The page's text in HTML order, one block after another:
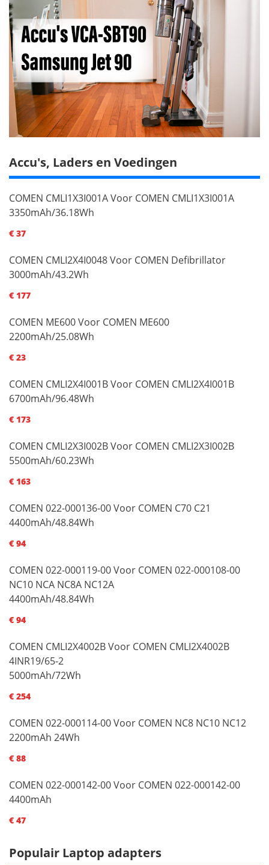
Accu's, Laders en Voedingen
COMEN CMLI1X3I001A Voor COMEN CMLI1X3I001A
3350mAh/36.18Wh
€ 37
COMEN CMLI2X4I0048 Voor COMEN Defibrillator
3000mAh/43.2Wh
€ 177
COMEN ME600 Voor COMEN ME600
2200mAh/25.08Wh
€ 23
COMEN CMLI2X4I001B Voor COMEN CMLI2X4I001B
6700mAh/96.48Wh
€ 173
COMEN CMLI2X3I002B Voor COMEN CMLI2X3I002B
5500mAh/60.23Wh
€ 163
COMEN 022-000136-00 Voor COMEN C70 C21
4400mAh/48.84Wh
€ 94
COMEN 022-000119-00 Voor COMEN 022-000108-00
NC10 NCA NC8A NC12A
4400mAh/48.84Wh
€ 94
COMEN CMLI2X4002B Voor COMEN CMLI2X4002B
4INR19/65-2
5000mAh/72Wh
€ 254
COMEN 022-000114-00 Voor COMEN NC8 NC10 NC12
2200mAh 24Wh
€ 88
COMEN 022-000142-00 Voor COMEN 022-000142-00
4400mAh
€ 47
Populair Laptop adapters